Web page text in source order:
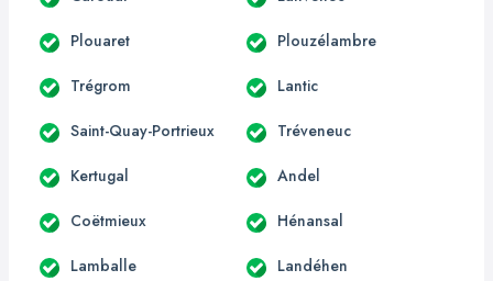
Plouaret Plouzélambre
Trégrom Lantic
Saint-Quay-Portrieux Tréveneuc
Kertugal Andel
Coëtmieux Hénansal
Lamballe Landéhen